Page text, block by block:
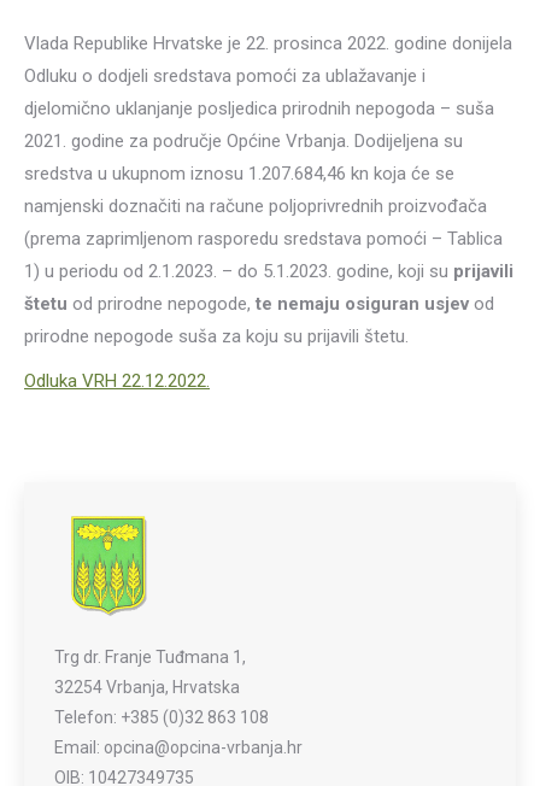
Vlada Republike Hrvatske je 22. prosinca 2022. godine donijela
Odluku o dodjeli sredstava pomoći za ublažavanje i
djelomično uklanjanje posljedica prirodnih nepogoda – suša
2021. godine za područje Općine Vrbanja. Dodijeljena su
sredstva u ukupnom iznosu 1.207.684,46 kn koja će se
namjenski doznačiti na račune poljoprivrednih proizvođača
(prema zaprimljenom rasporedu sredstava pomoći – Tablica
1) u periodu od 2.1.2023. – do 5.1.2023. godine, koji su prijavili
štetu od prirodne nepogode, te nemaju osiguran usjev od
prirodne nepogode suša za koju su prijavili štetu.
Odluka VRH 22.12.2022.
Trg dr. Franje Tuđmana 1,
32254 Vrbanja, Hrvatska
Telefon: +385 (0)32 863 108
Email: opcina@opcina-vrbanja.hr
OIB: 10427349735